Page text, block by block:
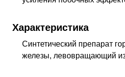
Характеристика
Синтетический препарат
железы, левовращающий